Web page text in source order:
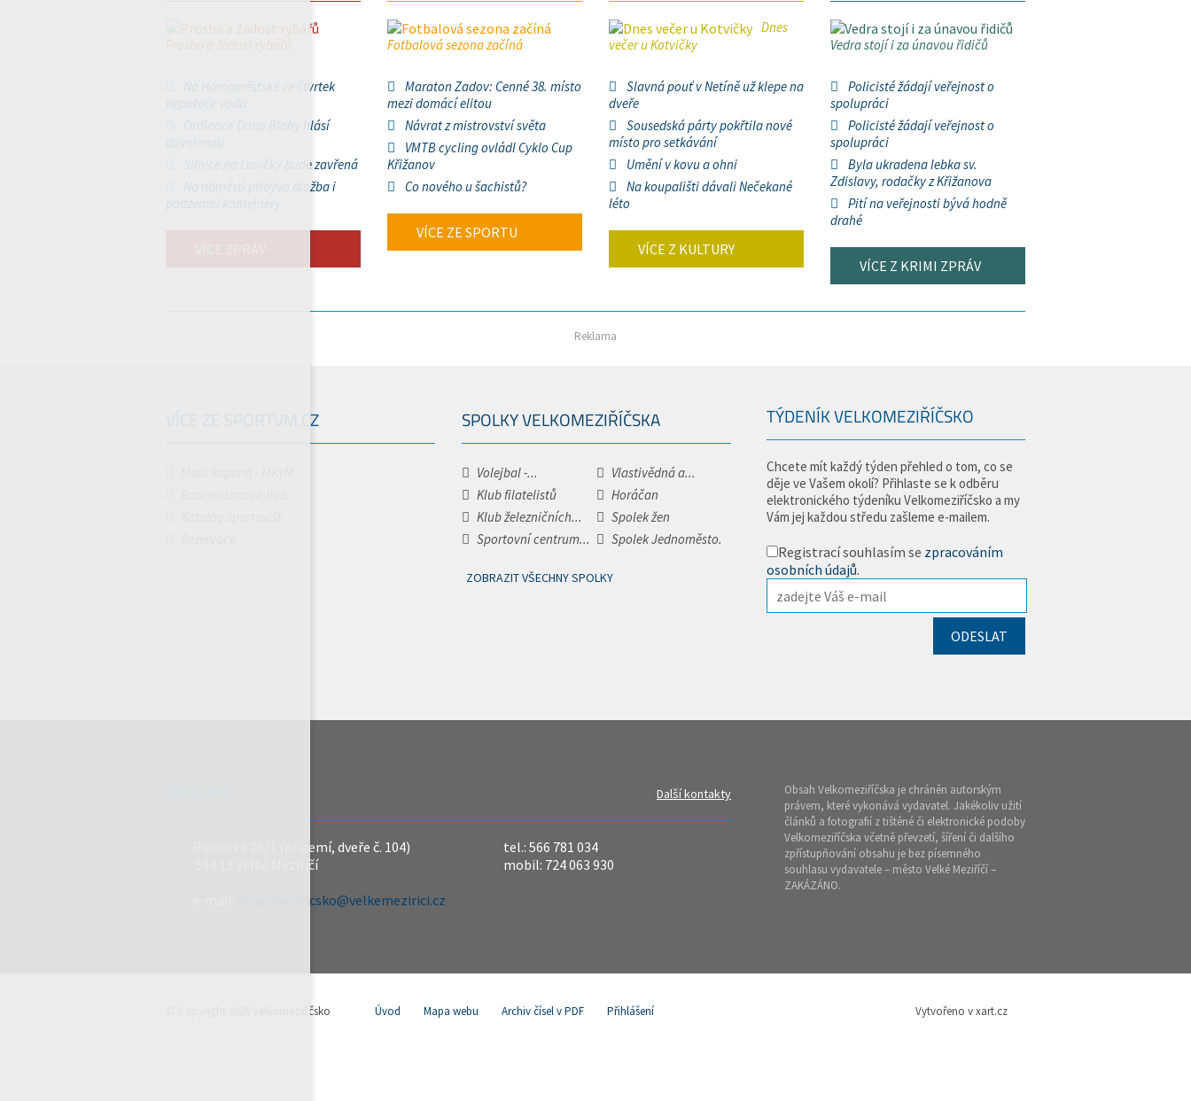
Na Hornoměstské ve čtvrtek
Ordinace Dana Blahy hlásí
Silnice na Lavičky bude zavřená
Na náměstí přibývá dlažba i
Fotbalová sezona začíná
Maraton Zadov: Cenné 38. místo
mezi domácí elitou
Návrat z mistrovství světa
VMTB cycling ovládl Cyklo Cup
Křižanov
Co nového u šachistů?
VÍCE ZE SPORTU
Dnes
večer u Kotvičky
Slavná pouť v Netíně už klepe na
dveře
Sousedská párty pokřtila nové
místo pro setkávání
Umění v kovu a ohni
Na koupališti dávali Nečekané
léto
VÍCE Z KULTURY
Vedra stojí i za únavou řidičů
Policisté žádají veřejnost o
spolupráci
Policisté žádají veřejnost o
spolupráci
Byla ukradena lebka sv.
Zdislavy, rodačky z Křižanova
Pití na veřejnosti bývá hodně
drahé
VÍCE Z KRIMI ZPRÁV
Reklama
VÍCE ZE SPORTVM.CZ SPOLKY VELKOMEZIŘÍČSKA
Volejbal -...
Vlastivědná a...
Klub filatelistů
Horáčan
Klub železničních...
Spolek žen
Sportovní centrum...
Spolek Jednoměsto.
ZOBRAZIT VŠECHNY SPOLKY
TÝDENÍK VELKOMEZIŘÍČSKO
Chcete mít každý týden přehled o tom, co se
děje ve Vašem okolí? Přihlaste se k odběru
elektronického týdeníku Velkomeziříčsko a my
Vám jej každou středu zašleme e-mailem.
Registrací souhlasím se zpracováním
osobních údajů.
Další kontakty
Radnická 29/1 (přízemí, dveře č. 104)
594 13 Velké Meziříčí
velkomeziricsko@velkemezirici.cz
tel.: 566 781 034
mobil: 724 063 930
Obsah Velkomeziříčska je chráněn autorským
právem, které vykonává vydavatel. Jakékoliv užití
článků a fotografií z tištěné či elektronické podoby
Velkomeziříčska včetně převzetí, šíření či dalšího
zpřístupňování obsahu je bez písemného
souhlasu vydavatele – město Velké Meziříčí –
ZAKÁZÁNO.
© Copyright 2026 Velkomeziříčsko Úvod Mapa webu Archiv čísel v PDF Přihlášení Vytvořeno v xart.cz